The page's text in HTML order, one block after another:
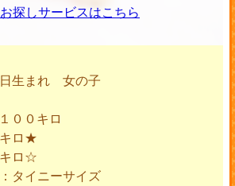
探しサービスはこちら
生まれ 女の子
００キロ
ロ★
ロ☆
タイニーサイズ